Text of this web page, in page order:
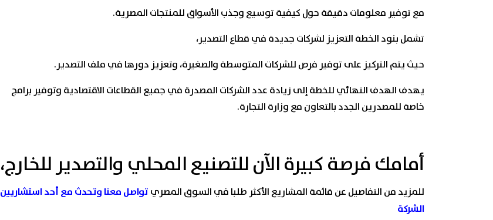
مع توفير معلومات دقيقة حول كيفية توسيع وجذب الأسواق للمنتجات المصرية.
تشمل بنود الخطة التعزيز لشركات جديدة في قطاع التصدير،
حيث يتم التركيز على توفير فرص للشركات المتوسطة والصغيرة، وتعزيز دورها في ملف التصدير.
يهدف الهدف النهائي للخطة إلى زيادة عدد الشركات المصدرة في جميع القطاعات الاقتصادية وتوفير برامج
خاصة للمصدرين الجدد بالتعاون مع وزارة التجارة.
أمامك فرصة كبيرة الآن للتصنيع المحلي والتصدير للخارج،
للمزيد من التفاصيل عن قائمة المشاريع الأكثر طلبا في السوق المصري تواصل معنا وتحدث مع أحد استشاريين
الشركة